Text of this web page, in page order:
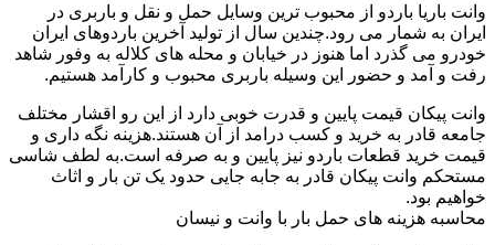
وانت باریا باردو از محبوب ترین وسایل حمل و نقل و باربری در
ایران به شمار می رود.چندین سال از تولید آخرین باردوهای ایران
خودرو می گذرد اما هنوز در خیابان و محله های کلاله به وفور شاهد
رفت و آمد و حضور این وسیله باربری محبوب و کارآمد هستیم.
وانت پیکان قیمت پایین و قدرت خوبی دارد از این رو اقشار مختلف
جامعه قادر به خرید و کسب درامد از آن هستند.هزینه نگه داری و
قیمت خرید قطعات باردو نیز پایین و به صرفه است.به لطف شاسی
مستحکم وانت پیکان قادر به جابه جایی حدود یک تن بار و اثاث
خواهیم بود.
محاسبه هزینه های حمل بار با وانت و نیسان